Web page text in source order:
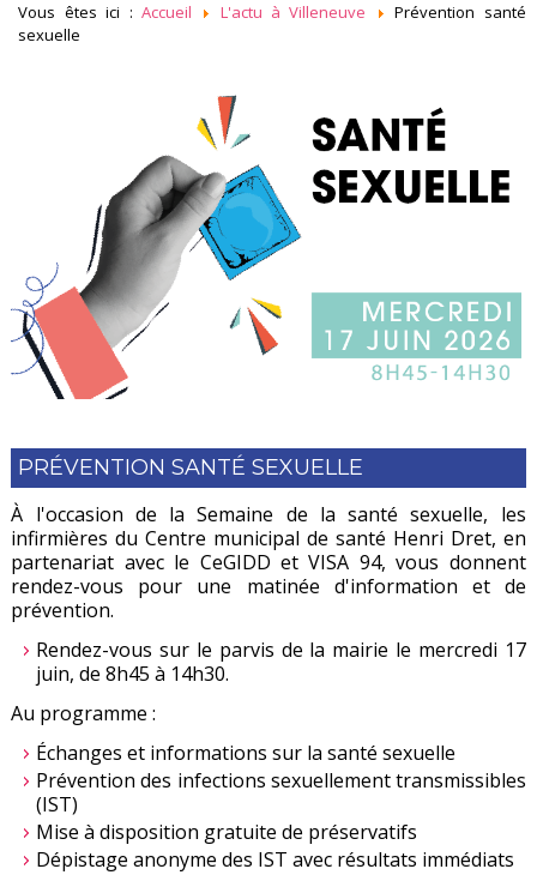
Vous êtes ici : Accueil L'actu à Villeneuve
Prévention santé
sexuelle
PRÉVENTION SANTÉ SEXUELLE
À l'occasion de la Semaine de la santé sexuelle, les
infirmières du Centre municipal de santé Henri Dret, en
partenariat avec le CeGIDD et VISA 94, vous donnent
rendez-vous pour une matinée d'information et de
prévention.
Rendez-vous sur le parvis de la mairie le mercredi 17
juin, de 8h45 à 14h30.
Au programme :
Échanges et informations sur la santé sexuelle
Prévention des infections sexuellement transmissibles
(IST)
Mise à disposition gratuite de préservatifs
Dépistage anonyme des IST avec résultats immédiats